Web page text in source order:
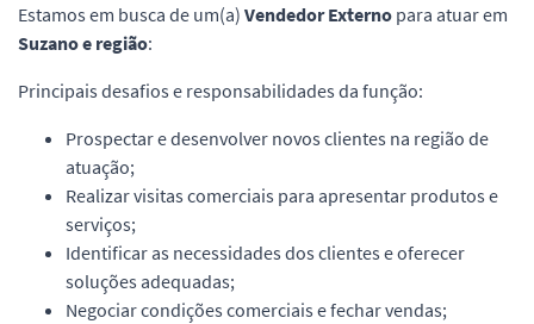
Estamos em busca de um(a) Vendedor Externo para atuar em
Suzano e região:
Principais desafios e responsabilidades da função:
Prospectar e desenvolver novos clientes na região de
atuação;
Realizar visitas comerciais para apresentar produtos e
serviços;
Identificar as necessidades dos clientes e oferecer
soluções adequadas;
Negociar condições comerciais e fechar vendas;